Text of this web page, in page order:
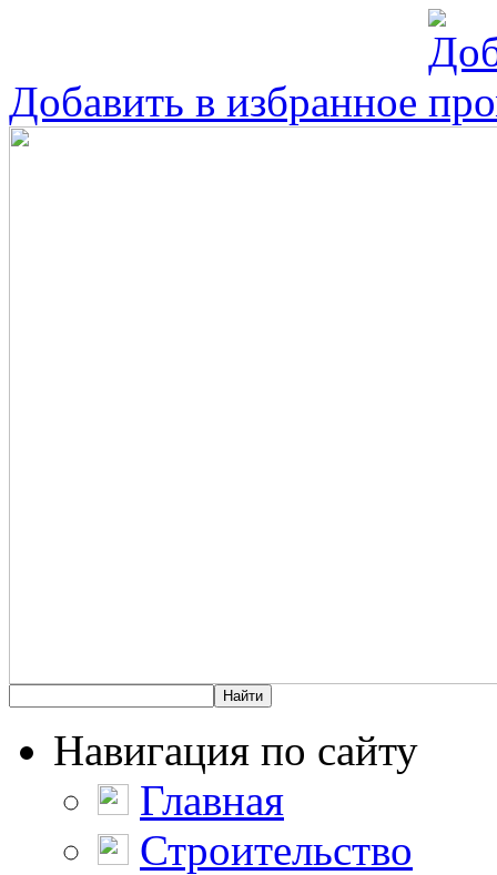
Добавить в избранное
Навигация по сайту
Главная
Строительство